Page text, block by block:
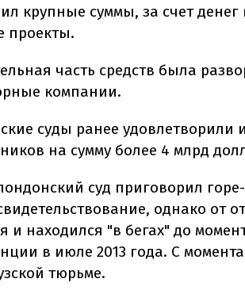
крупные суммы, за счет
проекты.
часть средств была
компании.
суды ранее удовлетворили
на сумму более 4 млрд
суд приговорил
однако от
и находился "в бегах" до
в июле 2013 года. С
тюрьме.